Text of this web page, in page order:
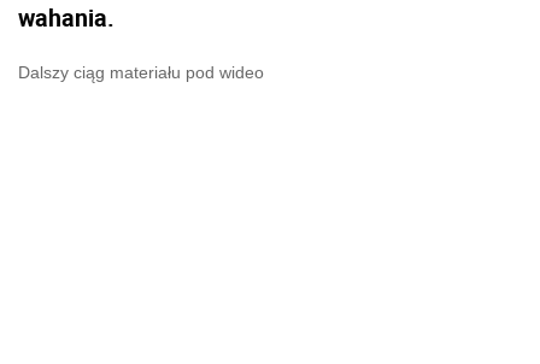
wahania.
Dalszy ciąg materiału pod wideo